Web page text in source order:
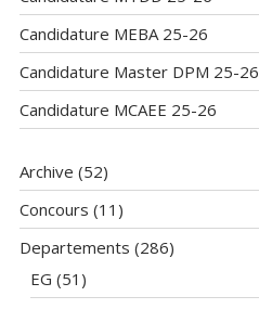
Candidature MEBA 25-26
Candidature Master DPM 25-26
Candidature MCAEE 25-26
Archive (52)
Concours (11)
Departements (286)
EG (51)